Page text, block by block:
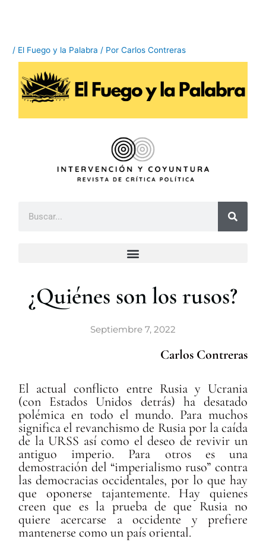
/ El Fuego y la Palabra / PorCarlos Contreras
¿Quiénes son los rusos?
Septiembre 7, 2022
Carlos Contreras
El actual conflicto entre Rusia y Ucrania
(con Estados Unidos detrás) ha desatado
polémica en todo el mundo. Para muchos
significa el revanchismo de Rusia por la caída
de la URSS así como el deseo de revivir un
antiguo imperio. Para otros es una
demostración del “imperialismo ruso” contra
las democracias occidentales, por lo que hay
que oponerse tajantemente. Hay quienes
creen que es la prueba de que Rusia no
quiere acercarse a occidente y prefiere
mantenerse como un país oriental.